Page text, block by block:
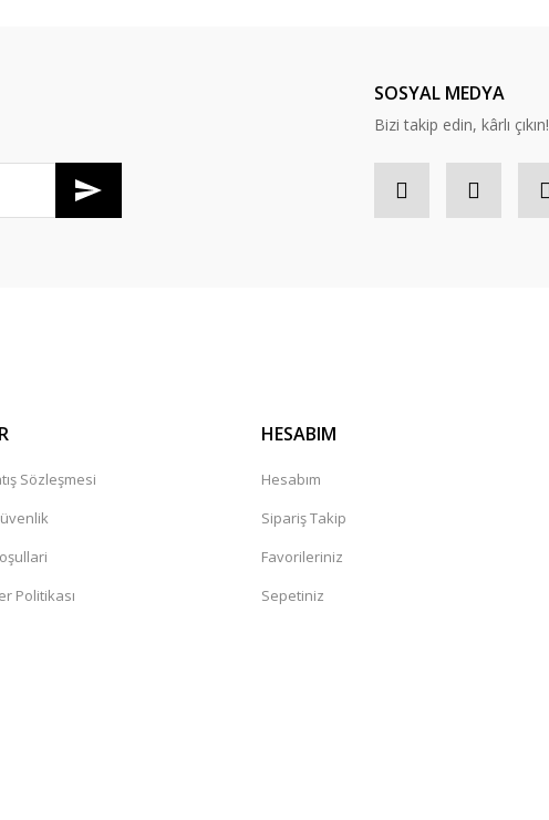
SOSYAL MEDYA
Bizi takip edin, kârlı çıkın!
Sözleşmesi
Politikası
HESABIM
Hesabım
Sipariş Takip
Favorileriniz
Sepetiniz